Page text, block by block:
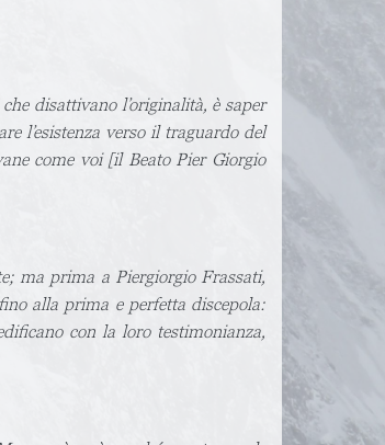
disattivano l’originalità, è saper
l’esistenza verso il traguardo del
come voi [il Beato Pier Giorgio
ma prima a Piergiorgio Frassati,
alla prima e perfetta discepola:
con la loro testimonianza,